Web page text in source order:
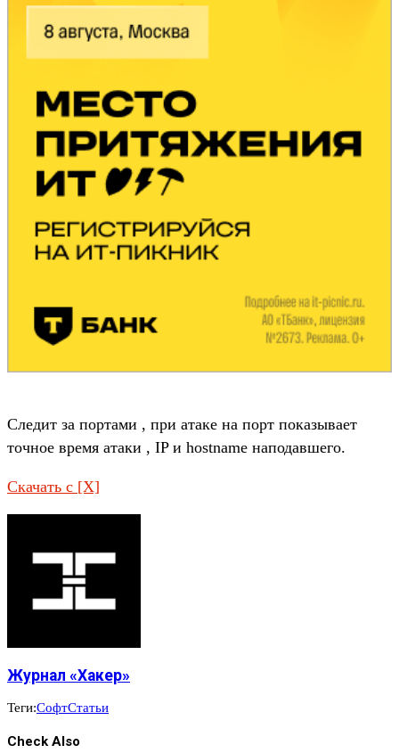
Следит за портами , при атаке на порт показывает
точное время атаки , IP и hostname наподавшего.
Скачать с [X]
Журнал «Хакер»
Теги:СофтСтатьи
Check Also